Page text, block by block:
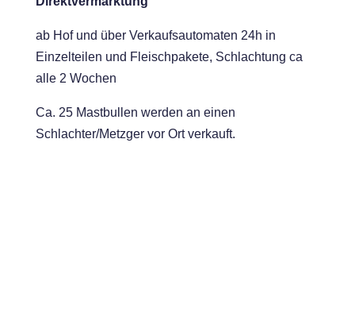
ab Hof und über Verkaufsautomaten 24h in
Einzelteilen und Fleischpakete, Schlachtung ca
alle 2 Wochen
Ca. 25 Mastbullen werden an einen
Schlachter/Metzger vor Ort verkauft.